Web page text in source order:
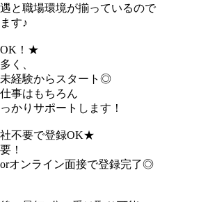
と職場環境が揃っているので
す♪
！★
く、
経験からスタート◎
事はもちろん
かりサポートします！
不要で登録OK★
！
オンライン面接で登録完了◎